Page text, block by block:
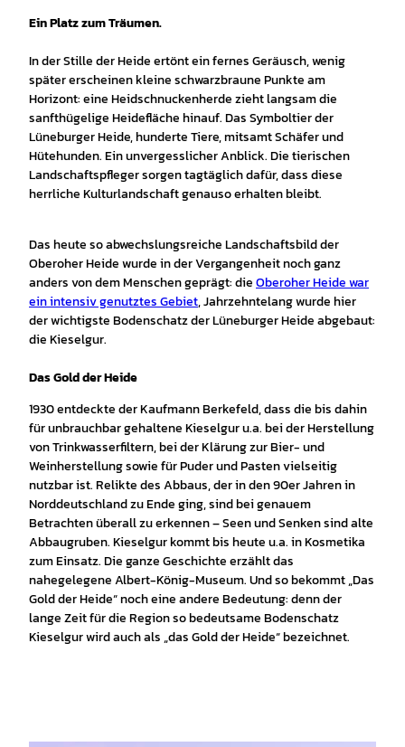
Ein Platz zum Träumen.
In der Stille der Heide ertönt ein fernes Geräusch, wenig
später erscheinen kleine schwarzbraune Punkte am
Horizont: eine Heidschnuckenherde zieht langsam die
sanfthügelige Heidefläche hinauf. Das Symboltier der
Lüneburger Heide, hunderte Tiere, mitsamt Schäfer und
Hütehunden. Ein unvergesslicher Anblick. Die tierischen
Landschaftspfleger sorgen tagtäglich dafür, dass diese
herrliche Kulturlandschaft genauso erhalten bleibt.
Das heute so abwechslungsreiche Landschaftsbild der
Oberoher Heide wurde in der Vergangenheit noch ganz
anders von dem Menschen geprägt: dieOberoher Heide war
ein intensiv genutztes Gebiet, Jahrzehntelang wurde hier
der wichtigste Bodenschatz der Lüneburger Heide abgebaut:
die Kieselgur.
Das Gold der Heide
1930 entdeckte der Kaufmann Berkefeld, dass die bis dahin
für unbrauchbar gehaltene Kieselgur u.a. bei der Herstellung
von Trinkwasserfiltern, bei der Klärung zur Bier- und
Weinherstellung sowie für Puder und Pasten vielseitig
nutzbar ist. Relikte des Abbaus, der in den 90er Jahren in
Norddeutschland zu Ende ging, sind bei genauem
Betrachten überall zu erkennen – Seen und Senken sind alte
Abbaugruben. Kieselgur kommt bis heute u.a. in Kosmetika
zum Einsatz. Die ganze Geschichte erzählt das
nahegelegene Albert-König-Museum. Und so bekommt „Das
Gold der Heide“ noch eine andere Bedeutung: denn der
lange Zeit für die Region so bedeutsame Bodenschatz
Kieselgur wird auch als „das Gold der Heide“ bezeichnet.